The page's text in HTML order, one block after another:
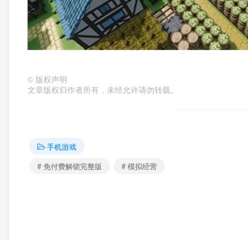
© 版权声明
文章版权归作者所有，未经允许请勿转载。
手机游戏
# 免付费解锁完整版
# 模拟经营